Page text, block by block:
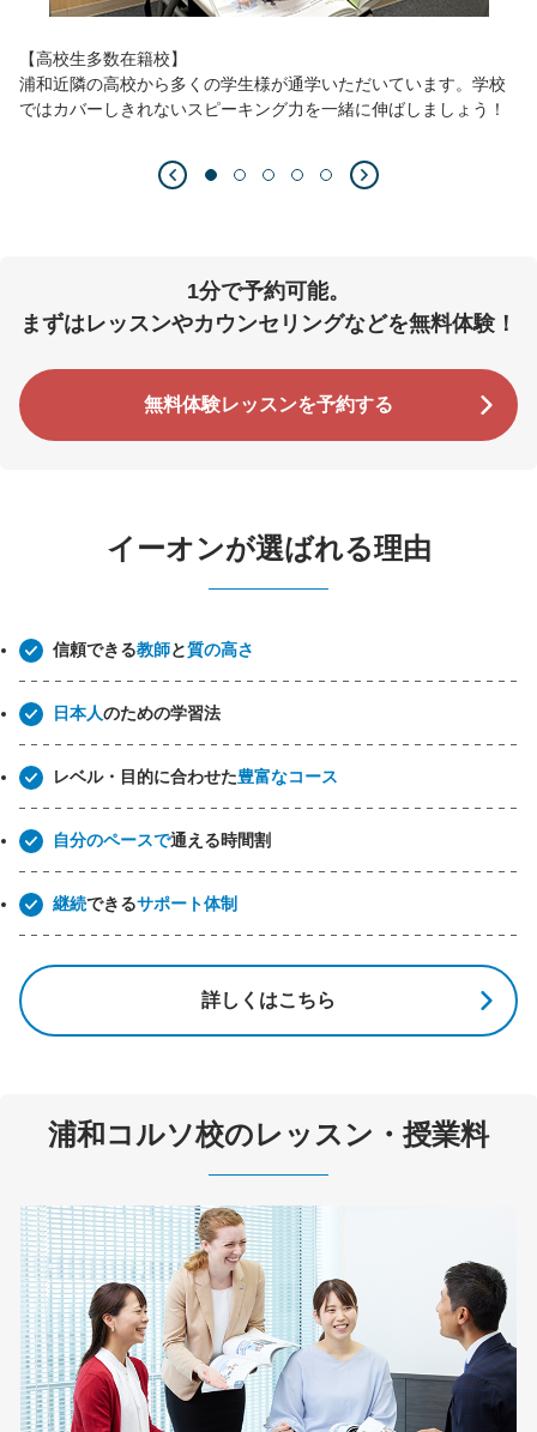
【高校生多数在籍校】
浦和近隣の高校から多くの学生様が通学いただいています。学校
ではカバーしきれないスピーキング力を一緒に伸ばしましょう！
1分で予約可能。
まずはレッスンやカウンセリングなどを無料体験！
無料体験レッスンを予約する
イーオンが選ばれる理由
信頼できる教師と質の高さ
日本人のための学習法
レベル・目的に合わせた豊富なコース
自分のペースで通える時間割
継続できるサポート体制
詳しくはこちら
浦和コルソ校のレッスン・授業料